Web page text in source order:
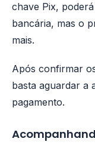
chave Pix,
bancária, mas o
mais.
Após confirmar
basta aguardar a
pagamento.